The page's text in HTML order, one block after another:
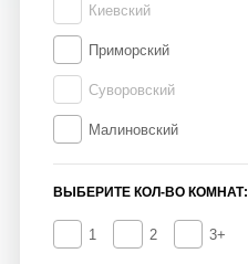
Киевский
Приморский
Суворовский
Малиновский
ВЫБЕРИТЕ КОЛ-ВО КОМНАТ:
1 2 3+